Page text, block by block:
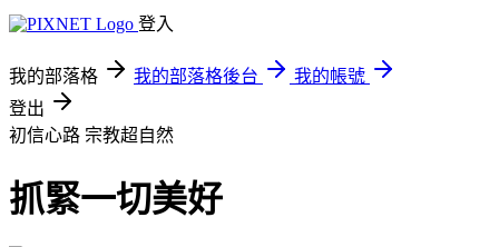
登入
我的部落格 我的部落格後台
我的帳號
登出
初信心路 宗教超自然
抓緊一切美好